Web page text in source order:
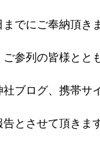
でにご奉納頂き
参列の皆様とと
ブログ、携帯サ
とさせて頂きま